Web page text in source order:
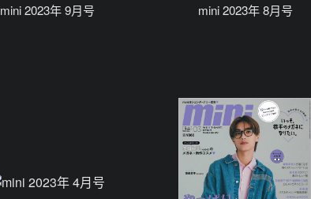
mini 2023年 9月号 mini 2023年 8月号